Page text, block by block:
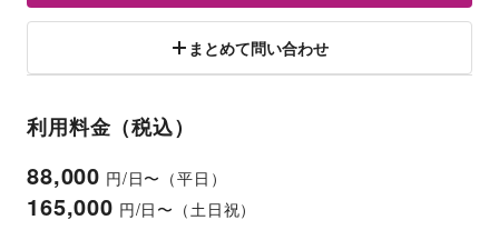
まとめて問い合わせ
利用料金（税込）
88,000 円/日〜（平日）
165,000 円/日〜（土日祝）